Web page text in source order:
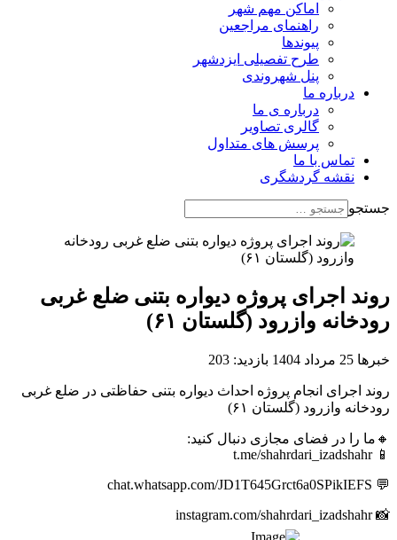
اماکن مهم شهر
راهنمای مراجعین
پیوند‌ها
طرح تفصیلی ایزدشهر
پنل شهروندی
درباره ما
درباره ی ما
گالری تصاویر
پرسش های متداول
تماس با ما
نقشه گردشگری
جستجو
روند اجرای پروژه دیواره بتنی ضلع غربی
رودخانه وازرود (گلستان ۶۱)
خبرها 25 مرداد 1404 بازدید: 203
روند اجرای انجام پروژه احداث دیواره بتنی حفاظتی در ضلع غربی
رودخانه وازرود (گلستان ۶۱)
🔸ما را در فضای مجازی دنبال کنید:
📱 t.me/shahrdari_izadshahr
💬 chat.whatsapp.com/JD1T645Grct6a0SPikIEFS
📸 instagram.com/shahrdari_izadshahr